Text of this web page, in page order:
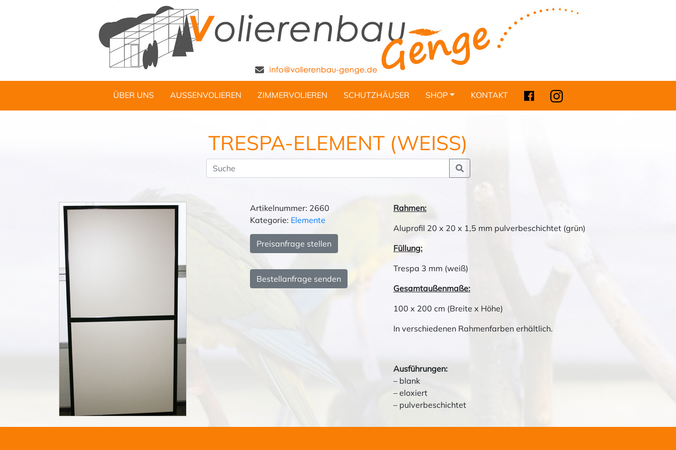
ÜBER UNS AUSSENVOLIEREN ZIMMERVOLIEREN SCHUTZHÄUSER SHOP KONTAKT
TRESPA-ELEMENT (WEISS)
Artikelnummer: 2660
Kategorie: Elemente
Preisanfrage stellen
Bestellanfrage senden
Rahmen:
Aluprofil 20 x 20 x 1,5 mm pulverbeschichtet (grün)
Füllung:
Trespa 3 mm (weiß)
Gesamtaußenmaße:
100 x 200 cm (Breite x Höhe)
In verschiedenen Rahmenfarben erhältlich.
Ausführungen:
– blank
– eloxiert
– pulverbeschichtet